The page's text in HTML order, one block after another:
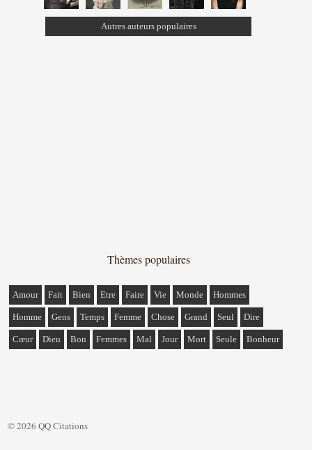
Autres auteurs populaires
Thèmes populaires
Amour Fait Bien Etre Faire Vie Monde Hommes
Homme Gens Temps Femme Chose Grand Seul Dire
Cœur Dieu Bon Femmes Mal Jour Mort Seule Bonheur
© 2026 QQ Citations